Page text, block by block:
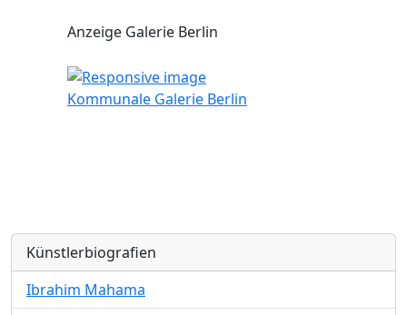
Anzeige Galerie Berlin
Kommunale Galerie Berlin
Künstlerbiografien
Ibrahim Mahama